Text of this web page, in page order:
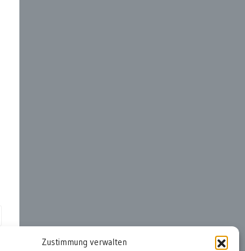
Zustimmung verwalten